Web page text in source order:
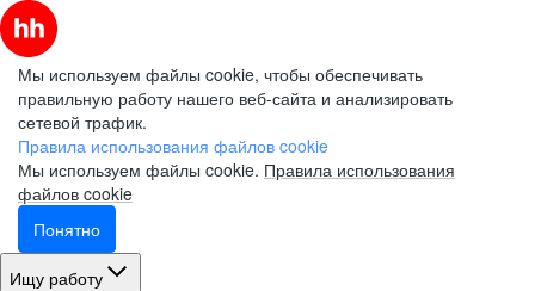
Мы используем файлы cookie, чтобы обеспечивать
правильную работу нашего веб-сайта и анализировать
сетевой трафик.
Правила использования файлов cookie
Мы используем файлы cookie. Правила использования
файлов cookie
Понятно
Ищу работу